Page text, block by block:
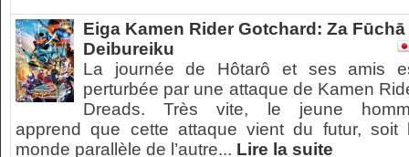
Eiga Kamen Rider Gotchard: Za Fūchā
Deibureiku
La journée de Hôtarô et ses amis
perturbée par une attaque de Kamen
Dreads. Très vite, le jeune
apprend que cette attaque vient du futur, soit
monde parallèle de l’autre... Lire la suite